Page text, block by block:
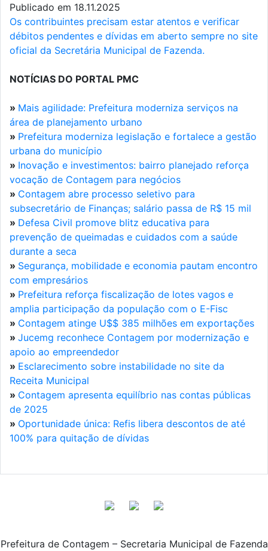
Publicado em 18.11.2025
Os contribuintes precisam estar atentos e verificar
débitos pendentes e dívidas em aberto sempre no site
oficial da Secretária Municipal de Fazenda.
NOTÍCIAS DO PORTAL PMC
» Mais agilidade: Prefeitura moderniza serviços na
área de planejamento urbano
» Prefeitura moderniza legislação e fortalece a gestão
urbana do município
» Inovação e investimentos: bairro planejado reforça
vocação de Contagem para negócios
» Contagem abre processo seletivo para
subsecretário de Finanças; salário passa de R$ 15 mil
» Defesa Civil promove blitz educativa para
prevenção de queimadas e cuidados com a saúde
durante a seca
» Segurança, mobilidade e economia pautam encontro
com empresários
» Prefeitura reforça fiscalização de lotes vagos e
amplia participação da população com o E-Fisc
» Contagem atinge U$$ 385 milhões em exportações
» Jucemg reconhece Contagem por modernização e
apoio ao empreendedor
» Esclarecimento sobre instabilidade no site da
Receita Municipal
» Contagem apresenta equilíbrio nas contas públicas
de 2025
» Oportunidade única: Refis libera descontos de até
100% para quitação de dívidas
Prefeitura de Contagem – Secretaria Municipal de Fazenda